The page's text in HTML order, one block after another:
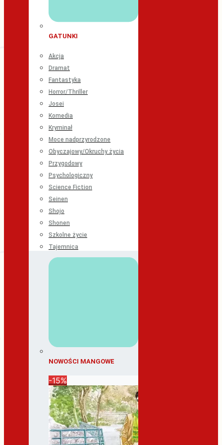
GATUNKI
Akcja
Dramat
Fantastyka
Horror/Thriller
Josei
Komedia
Kryminał
Moce nadprzyrodzone
Obyczajowy/Okruchy życia
Przygodowy
Psychologiczny
Science Fiction
Seinen
Shojo
Shonen
Szkolne życie
Tajemnica
NOWOŚCI MANGOWE
-15%